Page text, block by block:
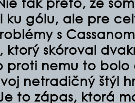
ku gólu, ale pre
s
ktorý skóroval
proti nemu to bolo
netradičný štýl
to zápas, ktorá